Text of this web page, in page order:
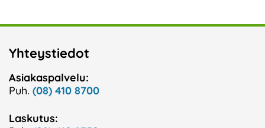
Yhteystiedot
Asiakaspalvelu:
Puh. (08) 410 8700
Laskutus: